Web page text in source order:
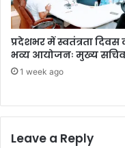
प्रदेशभर में स्वतंत्रता दिवस
भव्य आयोजनः मुख्य सचिव
1 week ago
Leave a Reply